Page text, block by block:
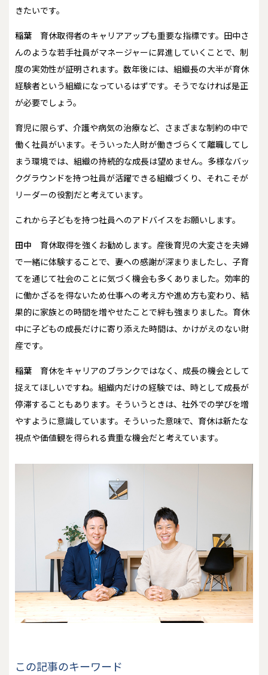
きたいです。
稲葉
育休取得者のキャリアアップも重要な指標です。田中さ
んのような若手社員がマネージャーに昇進していくことで、制
度の実効性が証明されます。数年後には、組織長の大半が育休
経験者という組織になっているはずです。そうでなければ是正
が必要でしょう。
育児に限らず、介護や病気の治療など、さまざまな制約の中で
働く社員がいます。そういった人財が働きづらくて離職してし
まう環境では、組織の持続的な成長は望めません。多様なバッ
クグラウンドを持つ社員が活躍できる組織づくり、それこそが
リーダーの役割だと考えています。
――これから子どもを持つ社員へのアドバイスをお願いします。
田中
育休取得を強くお勧めします。産後育児の大変さを夫婦
で一緒に体験することで、妻への感謝が深まりましたし、子育
てを通じて社会のことに気づく機会も多くありました。効率的
に働かざるを得ないため仕事への考え方や進め方も変わり、結
果的に家族との時間を増やせたことで絆も強まりました。育休
中に子どもの成長だけに寄り添えた時間は、かけがえのない財
産です。
稲葉
育休をキャリアのブランクではなく、成長の機会として
捉えてほしいですね。組織内だけの経験では、時として成長が
停滞することもあります。そういうときは、社外での学びを増
やすように意識しています。そういった意味で、育休は新たな
視点や価値観を得られる貴重な機会だと考えています。
この記事のキーワード